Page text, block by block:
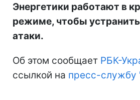
Энергетики работают в
режиме, чтобы
атаки.
Об этом сообщает РБК-
ссылкой на пресс-службу